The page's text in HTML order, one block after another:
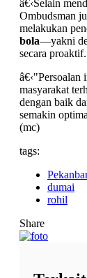
â€‹Selain
Ombudsman
melakukan
bola—yakni
secara proaktif.
â€‹"Persoalan
masyarakat
dengan baik
semakin
(mc)
tags:
dumai
rohil
Share